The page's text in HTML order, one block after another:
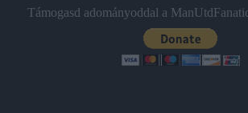
Támogasd adományoddal a